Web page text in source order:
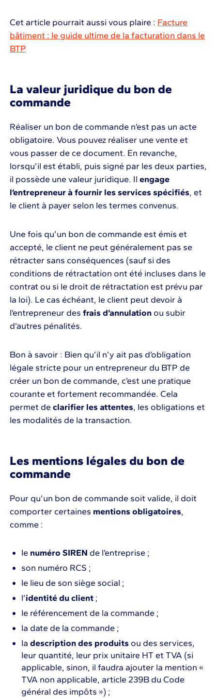
Cet article pourrait aussi vous plaire : Facture
bâtiment : le guide ultime de la facturation dans le
BTP
La valeur juridique du bon de
commande
Réaliser un bon de commande n’est pas un acte
obligatoire. Vous pouvez réaliser une vente et
vous passer de ce document. En revanche,
lorsqu’il est établi, puis signé par les deux parties,
il possède une valeur juridique. Il engage
l’entrepreneur à fournir les services spécifiés, et
le client à payer selon les termes convenus.
Une fois qu’un bon de commande est émis et
accepté, le client ne peut généralement pas se
rétracter sans conséquences (sauf si des
conditions de rétractation ont été incluses dans le
contrat ou si le droit de rétractation est prévu par
la loi). Le cas échéant, le client peut devoir à
l’entrepreneur des frais d’annulation ou subir
d’autres pénalités.
Bon à savoir : Bien qu’il n’y ait pas d’obligation
légale stricte pour un entrepreneur du BTP de
créer un bon de commande, c’est une pratique
courante et fortement recommandée. Cela
permet de clarifier les attentes, les obligations et
les modalités de la transaction.
Les mentions légales du bon de
commande
Pour qu’un bon de commande soit valide, il doit
comporter certaines mentions obligatoires,
comme :
le numéro SIREN de l’entreprise ;
son numéro RCS ;
le lieu de son siège social ;
l’identité du client ;
le référencement de la commande ;
la date de la commande ;
la description des produits ou des services,
leur quantité, leur prix unitaire HT et TVA (si
applicable, sinon, il faudra ajouter la mention «
TVA non applicable, article 239B du Code
général des impôts ») ;